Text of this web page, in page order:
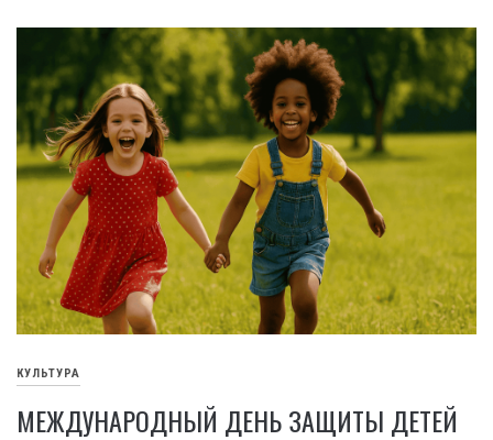
КУЛЬТУРА
МЕЖДУНАРОДНЫЙ ДЕНЬ ЗАЩИТЫ ДЕТЕЙ